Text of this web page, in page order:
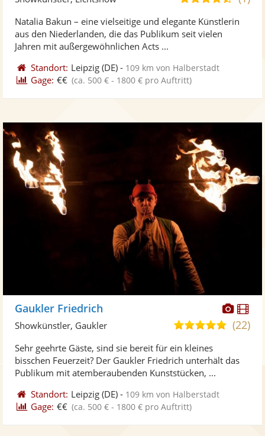
Fotos
5
Natalia Bakun – eine vielseitige und elegante Künstlerin
aus den Niederlanden, die das Publikum seit vielen
Jahren mit außergewöhnlichen Acts ...
Standort: Leipzig (DE) - 109 km von Halberstadt
Gage: €€ (ca. 500 € - 1800 € pro Auftritt)
Gaukler Friedrich
5,0
5
(22)
Showkünstler, Gaukler
Sehr geehrte Gäste, sind sie bereit für ein kleines
bisschen Feuerzeit? Der Gaukler Friedrich unterhält das
Publikum mit atemberaubenden Kunststücken, ...
Standort: Leipzig (DE) - 109 km von Halberstadt
Gage: €€ (ca. 500 € - 1800 € pro Auftritt)